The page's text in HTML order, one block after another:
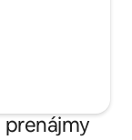
prenájmy